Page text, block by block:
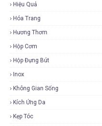
Hiệu Quả
Hóa Trang
Hương Thơm
Hộp Cơm
Hộp Đựng Bút
Inox
Không Gian Sống
Kích Ứng Da
Kẹp Tóc